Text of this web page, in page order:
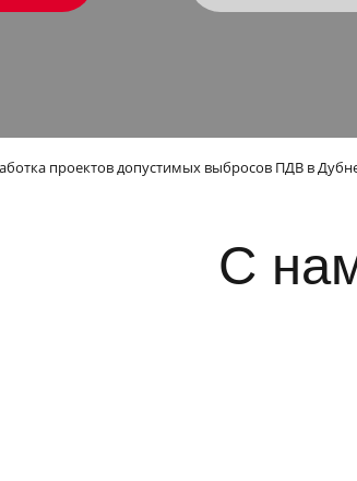
проектов допустимых выбросов ПДВ в
С